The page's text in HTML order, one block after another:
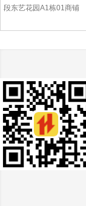
段东艺花园A1栋01商铺